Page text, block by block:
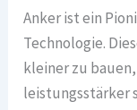
Anker ist ein
Technologie.
kleiner zu
leistungsstärker